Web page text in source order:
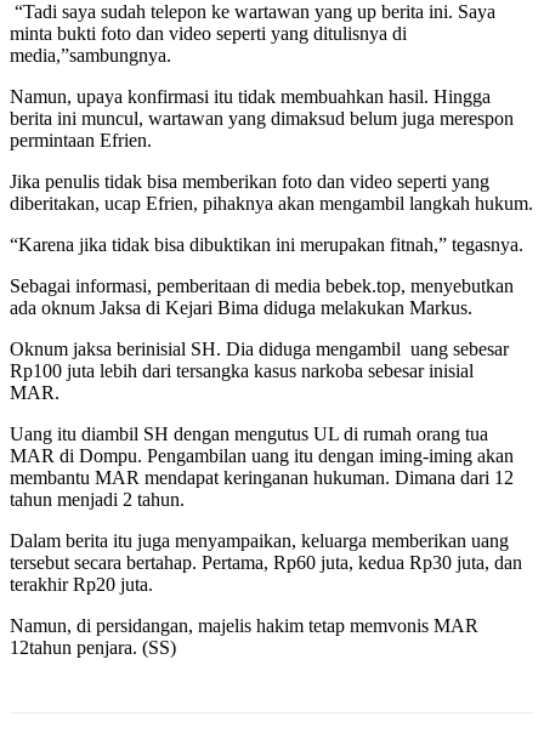
“Tadi saya sudah telepon ke wartawan yang up berita ini. Saya
minta bukti foto dan video seperti yang ditulisnya di
media,”sambungnya.
Namun, upaya konfirmasi itu tidak membuahkan hasil. Hingga
berita ini muncul, wartawan yang dimaksud belum juga merespon
permintaan Efrien.
Jika penulis tidak bisa memberikan foto dan video seperti yang
diberitakan, ucap Efrien, pihaknya akan mengambil langkah hukum.
“Karena jika tidak bisa dibuktikan ini merupakan fitnah,” tegasnya.
Sebagai informasi, pemberitaan di media bebek.top, menyebutkan
ada oknum Jaksa di Kejari Bima diduga melakukan Markus.
Oknum jaksa berinisial SH. Dia diduga mengambil uang sebesar
Rp100 juta lebih dari tersangka kasus narkoba sebesar inisial
MAR.
Uang itu diambil SH dengan mengutus UL di rumah orang tua
MAR di Dompu. Pengambilan uang itu dengan iming-iming akan
membantu MAR mendapat keringanan hukuman. Dimana dari 12
tahun menjadi 2 tahun.
Dalam berita itu juga menyampaikan, keluarga memberikan uang
tersebut secara bertahap. Pertama, Rp60 juta, kedua Rp30 juta, dan
terakhir Rp20 juta.
Namun, di persidangan, majelis hakim tetap memvonis MAR
12tahun penjara. (SS)